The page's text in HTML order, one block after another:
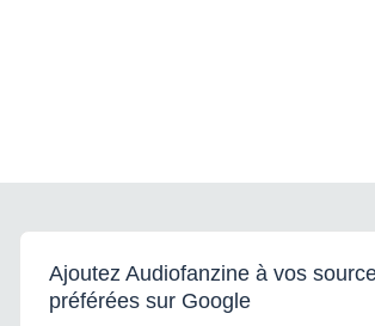
Ajoutez Audiofanzine à vos
préférées sur Google